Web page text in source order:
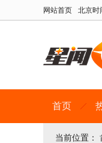
网站首页 北京时
首页
当前位置：